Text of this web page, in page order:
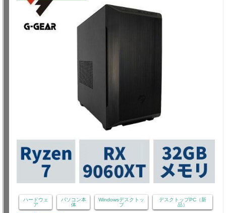
ハードウェ
ア
パソコン本
体
Windowsデスクトッ
プ
デスクトップPC（新
品）